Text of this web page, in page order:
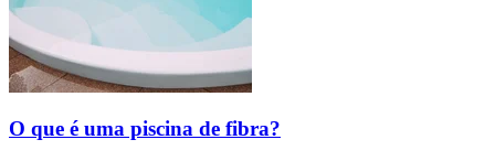
O que é uma piscina de fibra?